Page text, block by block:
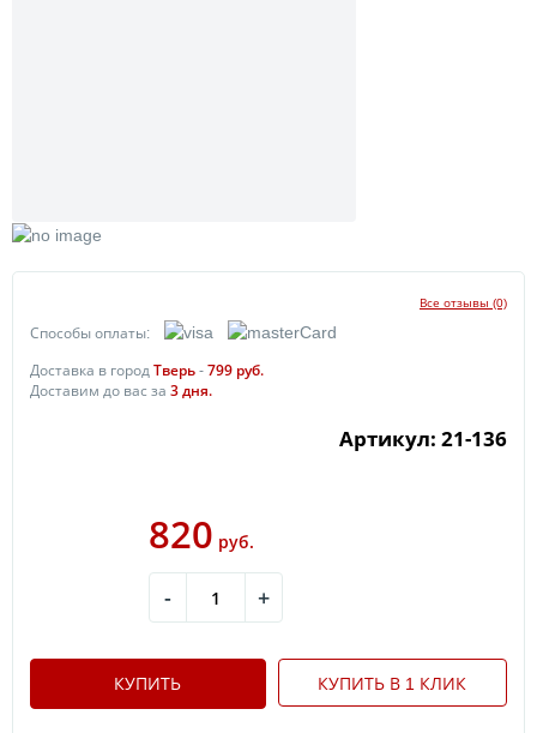
Все отзывы (0)
Способы оплаты:
Доставка в городТверь-799 руб.
Доставим до вас за 3дня.
Артикул: 21-136
820 руб.
- +
КУПИТЬ КУПИТЬ В 1 КЛИК